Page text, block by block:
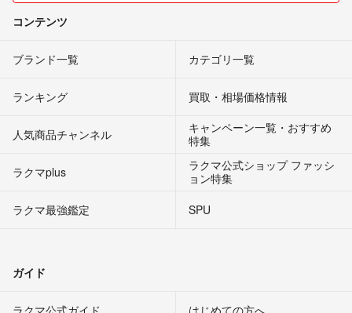
コンテンツ
ブランド一覧 カテゴリ一覧
ランキング 買取・相場価格情報
人気商品チャンネル
キャンペーン一覧・おすすめ
特集
ラクマplus
ラクマ公式ショップ ファッシ
ョン特集
ラクマ最強鑑定
SPU
ガイド
ラクマ公式ガイド はじめての方へ